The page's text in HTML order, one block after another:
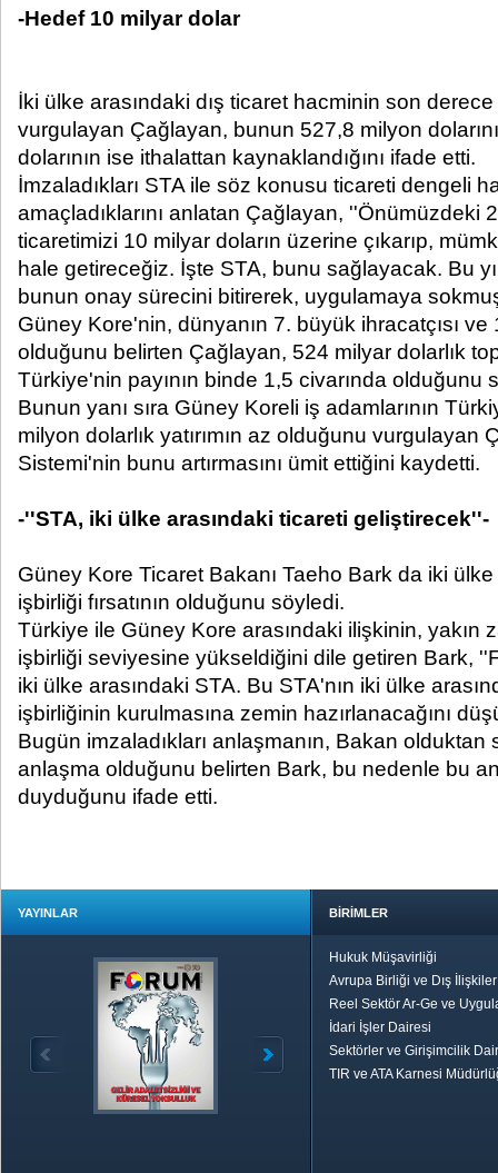
-Hedef 10 milyar dolar
İki ülke arasındaki dış ticaret hacminin son
vurgulayan Çağlayan, bunun 527,8 milyon
dolarının ise ithalattan kaynaklandığını ifade etti.
İmzaladıkları STA ile söz konusu ticareti dengeli
amaçladıklarını anlatan Çağlayan, ''Önümüzdeki
ticaretimizi 10 milyar doların üzerine çıkarıp,
hale getireceğiz. İşte STA, bunu sağlayacak. Bu
bunun onay sürecini bitirerek, uygulamaya
Güney Kore'nin, dünyanın 7. büyük ihracatçısı ve
olduğunu belirten Çağlayan, 524 milyar dolarlık
Türkiye'nin payının binde 1,5 civarında olduğunu
Bunun yanı sıra Güney Koreli iş adamlarının
milyon dolarlık yatırımın az olduğunu vurgulayan
Sistemi'nin bunu artırmasını ümit ettiğini kaydetti.
-''STA, iki ülke arasındaki ticareti geliştirecek''-
Güney Kore Ticaret Bakanı Taeho Bark da iki
işbirliği fırsatının olduğunu söyledi.
Türkiye ile Güney Kore arasındaki ilişkinin, yakın
işbirliği seviyesine yükseldiğini dile getiren Bark,
iki ülke arasındaki STA. Bu STA'nın iki ülke
işbirliğinin kurulmasına zemin hazırlanacağını
Bugün imzaladıkları anlaşmanın, Bakan olduktan
anlaşma olduğunu belirten Bark, bu nedenle bu
duyduğunu ifade etti.
YAYINLAR BİRİMLER
Hukuk Müşavirliği
Avrupa Birliği ve Dış
Reel Sektör Ar-Ge ve
İdari İşler Dairesi
Sektörler ve Girişimcilik
TIR ve ATA Karnesi